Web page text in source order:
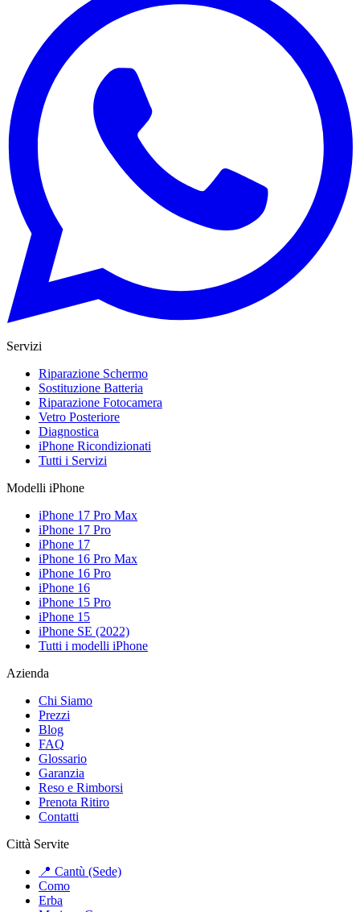
Servizi
Riparazione Schermo
Sostituzione Batteria
Riparazione Fotocamera
Vetro Posteriore
Diagnostica
iPhone Ricondizionati
Tutti i Servizi
Modelli iPhone
iPhone 17 Pro Max
iPhone 17 Pro
iPhone 17
iPhone 16 Pro Max
iPhone 16 Pro
iPhone 16
iPhone 15 Pro
iPhone 15
iPhone SE (2022)
Tutti i modelli iPhone
Azienda
Chi Siamo
Prezzi
Blog
FAQ
Glossario
Garanzia
Reso e Rimborsi
Prenota Ritiro
Contatti
Città Servite
📍 Cantù (Sede)
Como
Erba